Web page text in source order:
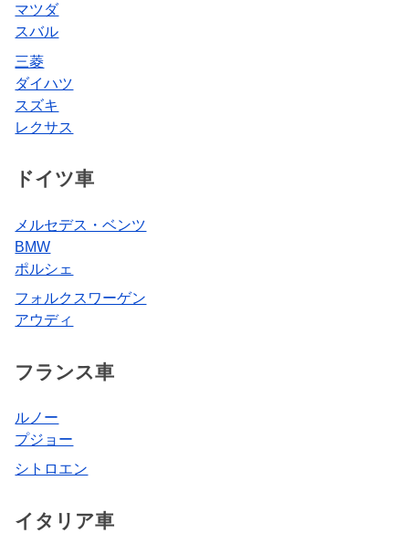
マツダ
スバル
三菱
ダイハツ
スズキ
レクサス
ドイツ車
メルセデス・ベンツ
BMW
ポルシェ
フォルクスワーゲン
アウディ
フランス車
ルノー
プジョー
シトロエン
イタリア車